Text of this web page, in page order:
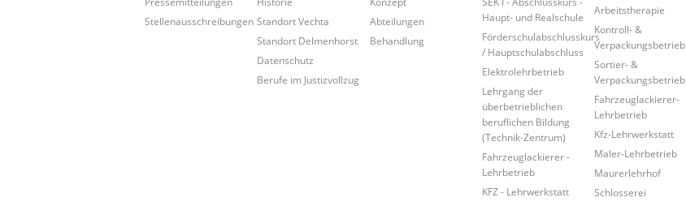
Stellenausschreibungen Standort Vechta
Standort Delmenhorst
Datenschutz
Berufe im Justizvollzug
Abteilungen
Behandlung
Haupt- und Realschule
Förderschulabschlusskurs
/ Hauptschulabschluss
Elektrolehrbetrieb
Lehrgang der
überbetrieblichen
beruflichen Bildung
(Technik-Zentrum)
Fahrzeuglackierer -
Lehrbetrieb
KFZ - Lehrwerkstatt
Arbeitstherapie
Kontroll- &
Verpackungsbetrieb
Sortier- &
Verpackungsbetrieb
Fahrzeuglackierer-
Lehrbetrieb
Kfz-Lehrwerkstatt
Maler-Lehrbetrieb
Maurerlehrhof
Schlosserei